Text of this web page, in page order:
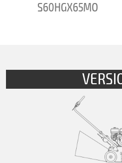
S60HGX65MO